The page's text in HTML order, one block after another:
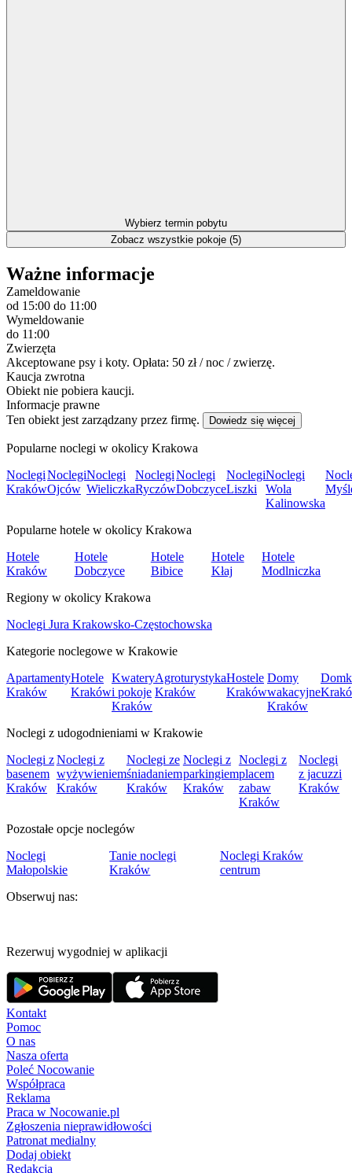
Wybierz termin pobytu
Zobacz wszystkie pokoje (5)
Ważne informacje
Zameldowanie
od 15:00 do 11:00
Wymeldowanie
do 11:00
Zwierzęta
Akceptowane psy i koty. Opłata: 50 zł / noc / zwierzę.
Kaucja zwrotna
Obiekt nie pobiera kaucji.
Informacje prawne
Ten obiekt jest zarządzany przez firmę.
Dowiedz się więcej
Popularne noclegi w okolicy Krakowa
Noclegi
Kraków
Noclegi
Ojców
Noclegi
Wieliczka
Noclegi
Ryczów
Noclegi
Dobczyce
Noclegi
Liszki
Noclegi
Wola
Kalinowska
Popularne hotele w okolicy Krakowa
Hotele
Kraków
Hotele
Dobczyce
Hotele
Bibice
Hotele
Kłaj
Hotele
Modlniczka
Regiony w okolicy Krakowa
Noclegi Jura Krakowsko-Częstochowska
Kategorie noclegowe w Krakowie
Apartamenty
Kraków
Hotele
Kraków
Kwatery
i pokoje
Kraków
Agroturystyka
Kraków
Hostele
Kraków
Domy
wakacyjne
Kraków
Noclegi z udogodnieniami w Krakowie
Noclegi z
basenem
Kraków
Noclegi z
wyżywieniem
Kraków
Noclegi ze
śniadaniem
Kraków
Noclegi z
parkingiem
Kraków
Noclegi z
placem
zabaw
Kraków
Noclegi
z jacuzzi
Kraków
Pozostałe opcje noclegów
Noclegi
Małopolskie
Tanie noclegi
Kraków
Noclegi Kraków
centrum
Obserwuj nas:
Rezerwuj wygodniej w aplikacji
Kontakt
Pomoc
O nas
Nasza oferta
Poleć Nocowanie
Współpraca
Reklama
Praca w Nocowanie.pl
Zgłoszenia nieprawidłowości
Patronat medialny
Dodaj obiekt
Redakcja